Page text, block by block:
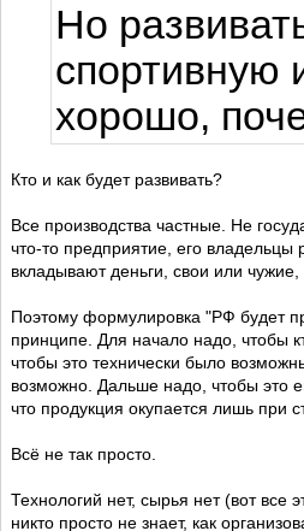
Но
спортивную
хорошо,
Кто и как будет развивать?
Все производства частные. Не
что-то предприятие, его владельцы
вкладывают деньги, свои или
Поэтому формулировка "РФ будет
принципе. Для начало надо, чтобы
чтобы это технически было
возможно. Дальше надо, чтобы это
что продукция окупается лишь при
Всё не так просто.
Технологий нет, сырья нет (вот все
никто просто не знает, как